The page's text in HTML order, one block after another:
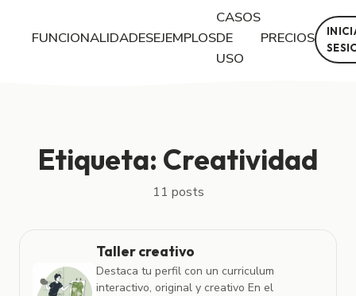
FUNCIONALIDADESEJEMPLOS
CASOS
DE
USO
PRECIOS
Etiqueta: Creatividad
11 posts
Taller creativo
Destaca tu perfil con un curriculum
interactivo, original y creativo En el